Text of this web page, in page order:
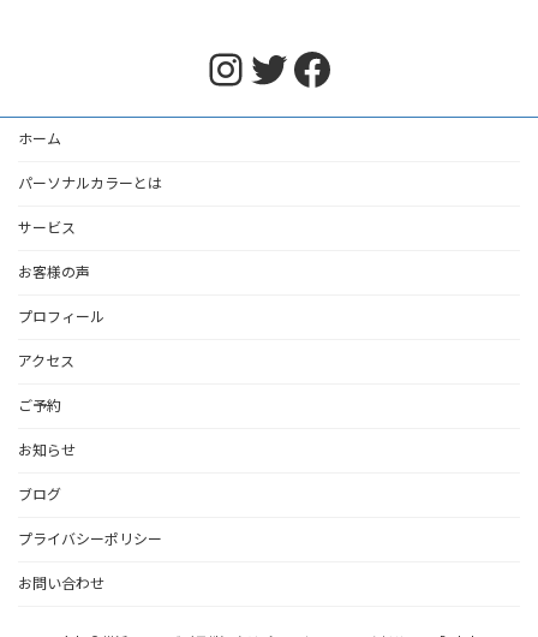
Instagram
Twitter
Facebook
ホーム
パーソナルカラーとは
サービス
お客様の声
プロフィール
アクセス
ご予約
お知らせ
ブログ
プライバシーポリシー
お問い合わせ